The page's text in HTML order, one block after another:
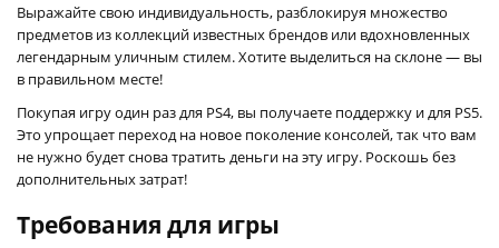
Выражайте свою индивидуальность, разблокируя множество
предметов из коллекций известных брендов или вдохновленных
легендарным уличным стилем. Хотите выделиться на склоне — вы
в правильном месте!
Покупая игру один раз для PS4, вы получаете поддержку и для PS5.
Это упрощает переход на новое поколение консолей, так что вам
не нужно будет снова тратить деньги на эту игру. Роскошь без
дополнительных затрат!
Требования для игры